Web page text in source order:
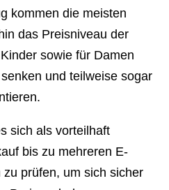
kommen die meisten
das Preisniveau der
sowie für Damen
und teilweise sogar
sich als vorteilhaft
bis zu mehreren E-
prüfen, um sich sicher